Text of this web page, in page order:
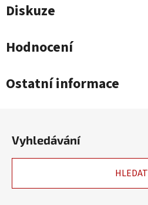
Diskuze
Hodnocení
Ostatní informace
Vyhledávání
HLEDAT